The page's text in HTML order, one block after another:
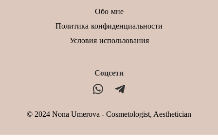
Обо мне
Политика конфиденциальности
Условия использования
Соцсети
© 2024 Nona Umerova - Cosmetologist, Aesthetician